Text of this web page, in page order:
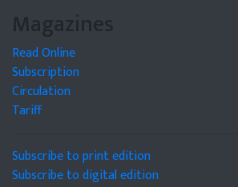
Magazines
Read Online
Subscription
Circulation
Tariff
Subscribe to print edition
Subscribe to digital edition